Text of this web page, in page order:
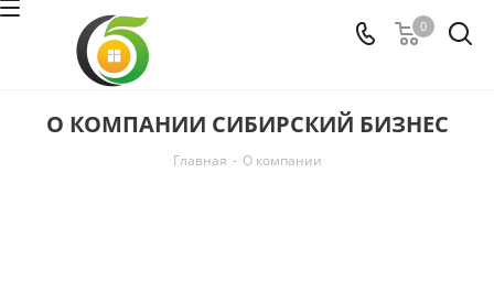
0
О КОМПАНИИ СИБИРСКИЙ БИЗНЕС
Главная - О компании